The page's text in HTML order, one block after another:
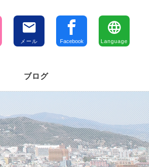
メール Facebook Language
ブログ